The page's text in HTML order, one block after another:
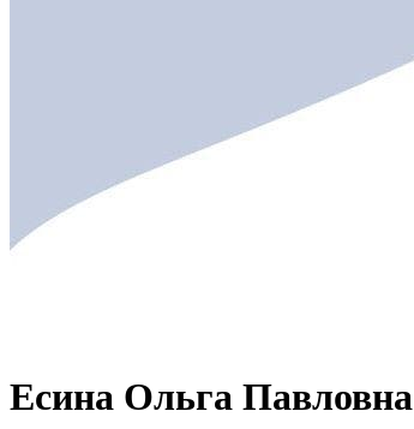
Есина Ольга Павловна